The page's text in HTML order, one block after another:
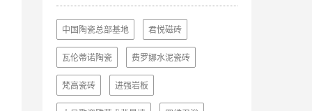
中国陶瓷总部基地 君悦磁砖
瓦伦蒂诺陶瓷 费罗娜水泥瓷砖
梵高瓷砖 进强岩板